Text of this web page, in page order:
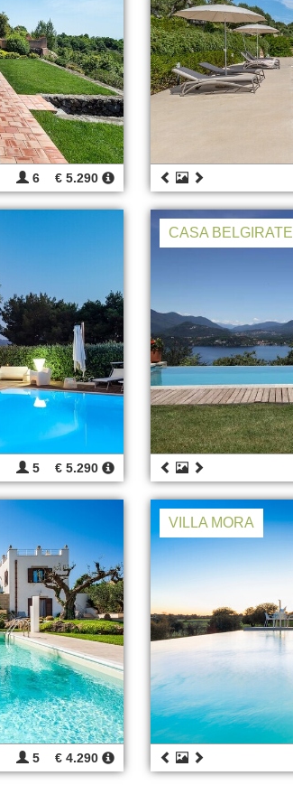
6 € 5.290
5 € 5.290
CASA BELGIRATE
5 € 4.290
VILLA MORA